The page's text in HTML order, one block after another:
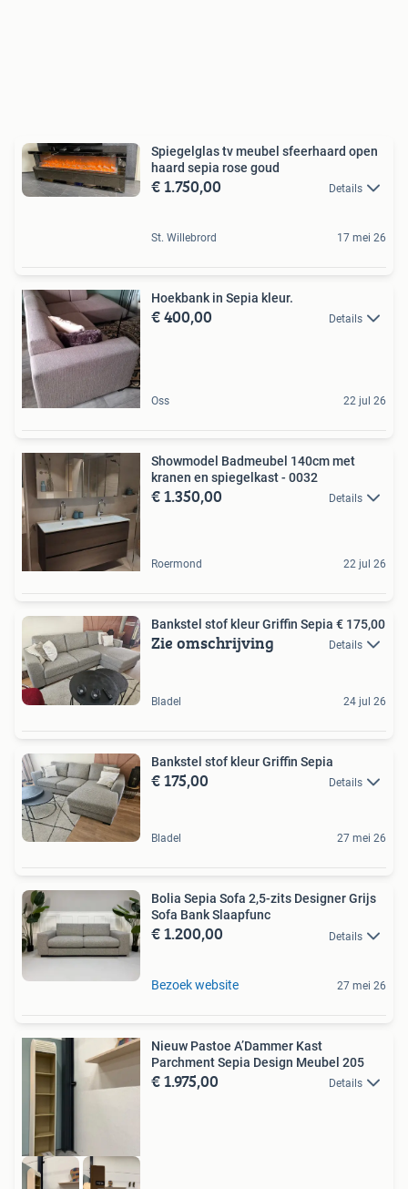
Spiegelglas tv meubel sfeerhaard open
haard sepia rose goud
€ 1.750,00 Details
St. Willebrord 17 mei 26
Hoekbank in Sepia kleur.
€ 400,00 Details
Oss 22 jul 26
Showmodel Badmeubel 140cm met
kranen en spiegelkast - 0032
€ 1.350,00 Details
Roermond 22 jul 26
Bankstel stof kleur Griffin Sepia € 175,00
Zie omschrijving Details
Bladel 24 jul 26
Bankstel stof kleur Griffin Sepia
€ 175,00 Details
Bladel 27 mei 26
Bolia Sepia Sofa 2,5-zits Designer Grijs
Sofa Bank Slaapfunc
€ 1.200,00 Details
Bezoek website 27 mei 26
Nieuw Pastoe A’Dammer Kast
Parchment Sepia Design Meubel 205
€ 1.975,00 Details